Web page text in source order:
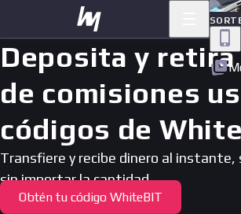
Deposita y retira
de comisiones
códigos de
Transfiere y recibe dinero al instante,
sin importar la cantidad.
Obtén tu código WhiteBIT